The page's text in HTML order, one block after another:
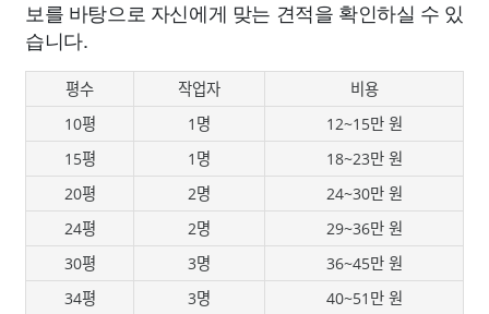
보를 바탕으로 자신에게 맞는 견적을 확인하실 수 있
습니다.
평수 작업자
비용
10평
1명
12~15만 원
15평
1명
18~23만 원
20평
2명
24~30만 원
24평
2명
29~36만 원
30평
3명
36~45만 원
34평
3명 40~51만 원